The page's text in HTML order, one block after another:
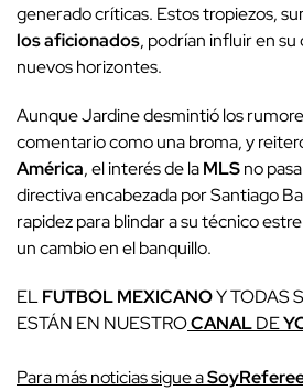
generado críticas. Estos tropiezos,
los aficionados, podrían influir en
nuevos horizontes.
Aunque Jardine desmintió los
comentario como una broma, y
América, el interés de laMLSno
directiva encabezada por Santiago
rapidez para blindar a su técnico
un cambio en el banquillo.
ELFUTBOL MEXICANOY TODAS
ESTÁN EN NUESTROCANALDE
Para más noticias sigue a